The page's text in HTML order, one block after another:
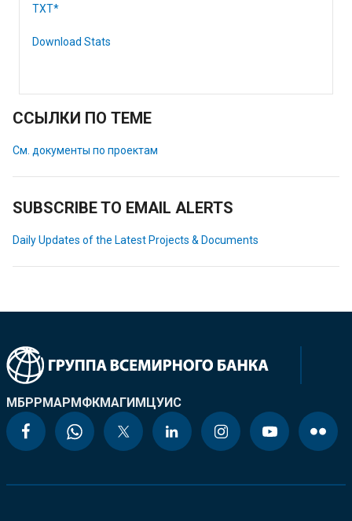
TXT*
Download Stats
ССЫЛКИ ПО ТЕМЕ
См. документы по проектам
SUBSCRIBE TO EMAIL ALERTS
Daily Updates of the Latest Projects & Documents
МБРРМАРМФКМАГИМЦУИС